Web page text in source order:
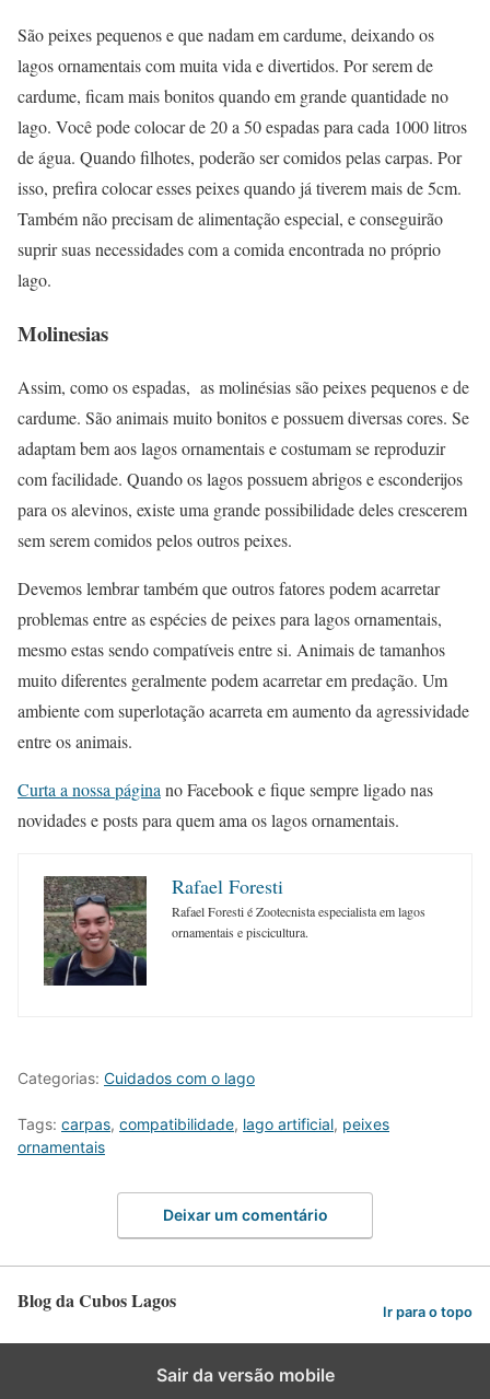
São peixes pequenos e que nadam em cardume, deixando os
lagos ornamentais com muita vida e divertidos. Por serem de
cardume, ficam mais bonitos quando em grande quantidade no
lago. Você pode colocar de 20 a 50 espadas para cada 1000 litros
de água. Quando filhotes, poderão ser comidos pelas carpas. Por
isso, prefira colocar esses peixes quando já tiverem mais de 5cm.
Também não precisam de alimentação especial, e conseguirão
suprir suas necessidades com a comida encontrada no próprio
lago.
Molinesias
Assim, como os espadas, as molinésias são peixes pequenos e de
cardume. São animais muito bonitos e possuem diversas cores. Se
adaptam bem aos lagos ornamentais e costumam se reproduzir
com facilidade. Quando os lagos possuem abrigos e esconderijos
para os alevinos, existe uma grande possibilidade deles crescerem
sem serem comidos pelos outros peixes.
Devemos lembrar também que outros fatores podem acarretar
problemas entre as espécies de peixes para lagos ornamentais,
mesmo estas sendo compatíveis entre si. Animais de tamanhos
muito diferentes geralmente podem acarretar em predação. Um
ambiente com superlotação acarreta em aumento da agressividade
entre os animais.
Curta a nossa página no Facebook e fique sempre ligado nas
novidades e posts para quem ama os lagos ornamentais.
Rafael Foresti
Rafael Foresti é Zootecnista especialista em lagos
ornamentais e piscicultura.
Categorias: Cuidados com o lago
Tags: carpas, compatibilidade, lago artificial, peixes
ornamentais
Deixar um comentário
Blog da Cubos Lagos Ir para o topo
Sair da versão mobile